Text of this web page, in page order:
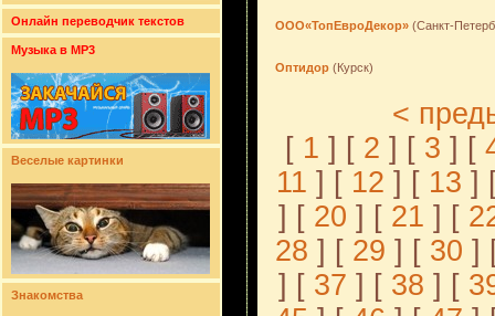
Онлайн переводчик текстов
Музыка в MP3
Веселые картинки
Знакомства
ООО«ТопЕвроДекор» (Санкт-
Оптидор (Курск)
<
[1 ] [2 ] [3 ] [
11 ] [ 12 ] [ 13 ]
] [ 20 ] [ 21 ] [
28 ] [ 29 ] [ 30 ]
] [ 37 ] [ 38 ] [